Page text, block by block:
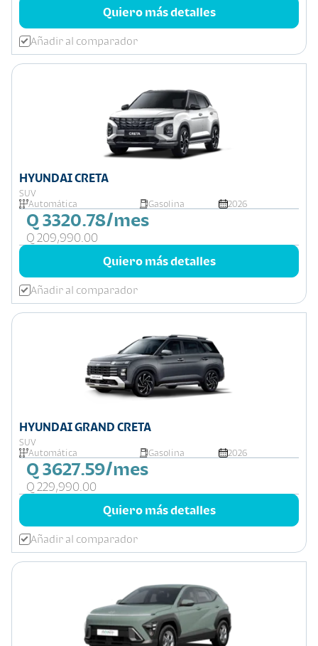
Quiero más detalles
Añadir al comparador
HYUNDAI CRETA
SUV
Automática
Gasolina 2026
Q 3320.78/mes
Q 209,990.00
Quiero más detalles
Añadir al comparador
HYUNDAI GRAND CRETA
SUV
Automática
Gasolina 2026
Q 3627.59/mes
Q 229,990.00
Quiero más detalles
Añadir al comparador